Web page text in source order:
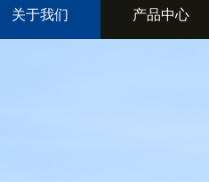
关于我们 产品中心